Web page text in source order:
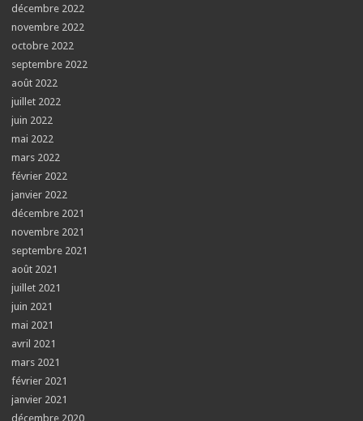
décembre 2022
novembre 2022
octobre 2022
septembre 2022
août 2022
juillet 2022
juin 2022
mai 2022
mars 2022
février 2022
janvier 2022
décembre 2021
novembre 2021
septembre 2021
août 2021
juillet 2021
juin 2021
mai 2021
avril 2021
mars 2021
février 2021
janvier 2021
décembre 2020